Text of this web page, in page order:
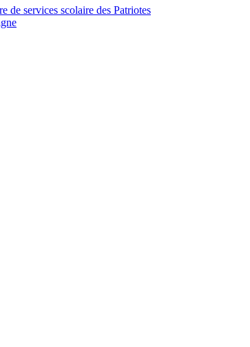
de services scolaire des Patriotes